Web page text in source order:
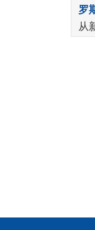
罗
从